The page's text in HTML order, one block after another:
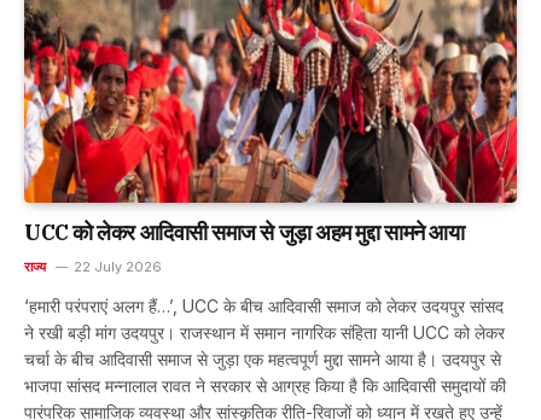
UCC को लेकर आदिवासी समाज से जुड़ा अहम मुद्दा सामने आया
राज्य 22 July 2026
‘हमारी परंपराएं अलग हैं…’, UCC के बीच आदिवासी समाज को लेकर उदयपुर सांसद
ने रखी बड़ी मांग उदयपुर। राजस्थान में समान नागरिक संहिता यानी UCC को लेकर
चर्चा के बीच आदिवासी समाज से जुड़ा एक महत्वपूर्ण मुद्दा सामने आया है। उदयपुर से
भाजपा सांसद मन्नालाल रावत ने सरकार से आग्रह किया है कि आदिवासी समुदायों की
पारंपरिक सामाजिक व्यवस्था और सांस्कृतिक रीति-रिवाजों को ध्यान में रखते हुए उन्हें